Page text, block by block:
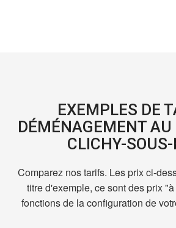
EXEMPLES DE
DÉMÉNAGEMENT AU
CLICHY-SOUS-
Comparez nos tarifs. Les prix ci-
titre d'exemple, ce sont des prix
fonctions de la configuration de